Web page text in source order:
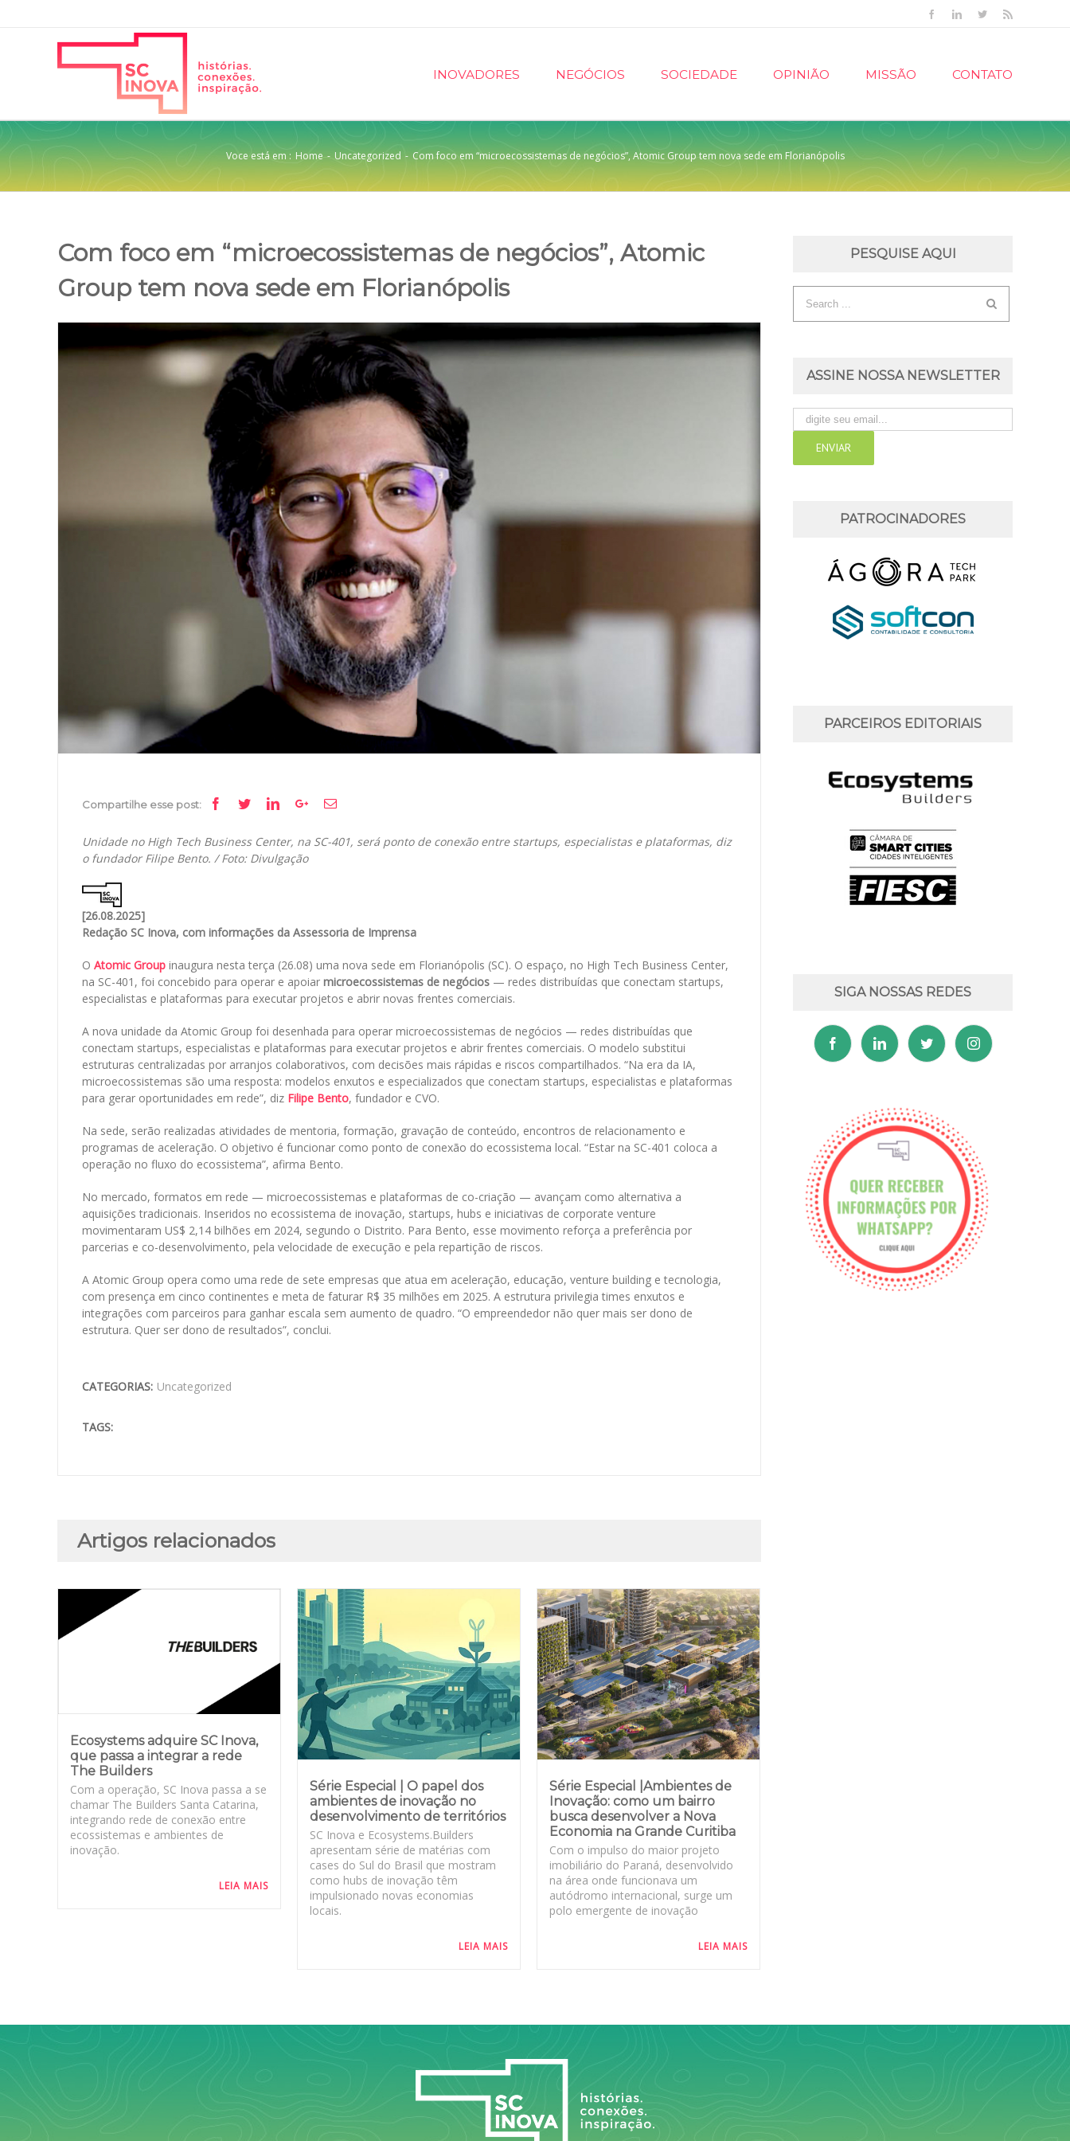
FacebookLinkedinTwitter
INOVADORES NEGÓCIOS SOCIEDADE OPINIÃO MISSÃO CONTATO
Voce está em : Home - Uncategorized - Com foco em “microecossistemas de negócios”, Atomic Group tem nova sede em Florianópolis
Com foco em “microecossistemas de negócios”, Atomic
Group tem nova sede em Florianópolis
Larger
Compartilhe esse post: Facebook
TwitterLinkedinGoogle+Email
Unidade no High Tech Business Center, na SC-401, será ponto de conexão entre startups, especialistas e plataformas, diz
o fundador Filipe Bento. / Foto: Divulgação
[26.08.2025]
Redação SC Inova, com informações da Assessoria de Imprensa
O Atomic Group inaugura nesta terça (26.08) uma nova sede em Florianópolis (SC). O espaço, no High Tech Business Center,
na SC-401, foi concebido para operar e apoiar microecossistemas de negócios — redes distribuídas que conectam startups,
especialistas e plataformas para executar projetos e abrir novas frentes comerciais.
A nova unidade da Atomic Group foi desenhada para operar microecossistemas de negócios — redes distribuídas que
conectam startups, especialistas e plataformas para executar projetos e abrir frentes comerciais. O modelo substitui
estruturas centralizadas por arranjos colaborativos, com decisões mais rápidas e riscos compartilhados. “Na era da IA,
microecossistemas são uma resposta: modelos enxutos e especializados que conectam startups, especialistas e plataformas
para gerar oportunidades em rede”, diz Filipe Bento, fundador e CVO.
Na sede, serão realizadas atividades de mentoria, formação, gravação de conteúdo, encontros de relacionamento e
programas de aceleração. O objetivo é funcionar como ponto de conexão do ecossistema local. “Estar na SC-401 coloca a
operação no fluxo do ecossistema”, afirma Bento.
No mercado, formatos em rede — microecossistemas e plataformas de co-criação — avançam como alternativa a
aquisições tradicionais. Inseridos no ecossistema de inovação, startups, hubs e iniciativas de corporate venture
movimentaram US$ 2,14 bilhões em 2024, segundo o Distrito. Para Bento, esse movimento reforça a preferência por
parcerias e co-desenvolvimento, pela velocidade de execução e pela repartição de riscos.
A Atomic Group opera como uma rede de sete empresas que atua em aceleração, educação, venture building e tecnologia,
com presença em cinco continentes e meta de faturar R$ 35 milhões em 2025. A estrutura privilegia times enxutos e
integrações com parceiros para ganhar escala sem aumento de quadro. “O empreendedor não quer mais ser dono de
estrutura. Quer ser dono de resultados”, conclui.
CATEGORIAS: Uncategorized
TAGS:
PESQUISE AQUI
ASSINE NOSSA NEWSLETTER
PATROCINADORES
PARCEIROS EDITORIAIS
SIGA NOSSAS REDES
Artigos relacionados
Ecosystems adquire SC Inova,
que passa a integrar a rede
The Builders
Com a operação, SC Inova passa a se
chamar The Builders Santa Catarina,
integrando rede de conexão entre
ecossistemas e ambientes de
inovação.
LEIA MAIS
Série Especial | O papel dos
ambientes de inovação no
desenvolvimento de territórios
SC Inova e Ecosystems.Builders
apresentam série de matérias com
cases do Sul do Brasil que mostram
como hubs de inovação têm
impulsionado novas economias
locais.
LEIA MAIS
Série Especial |Ambientes de
Inovação: como um bairro
busca desenvolver a Nova
Economia na Grande Curitiba
Com o impulso do maior projeto
imobiliário do Paraná, desenvolvido
na área onde funcionava um
autódromo internacional, surge um
polo emergente de inovação
LEIA MAIS